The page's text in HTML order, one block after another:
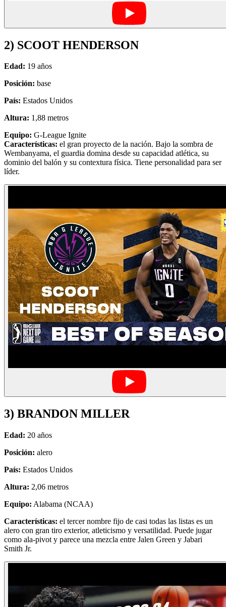
2) SCOOT HENDERSON
Edad: 19 años
Posición: base
País: Estados Unidos
Altura: 1,88 metros
Equipo: G-League Ignite
Características: el gran proyecto de la nación. Bajo la sombra de
Wembanyama, el guardia domina desde su capacidad atlética, su
dominio del balón y su contextura física. Tiene personalidad para ser
líder.
3) BRANDON MILLER
Edad: 20 años
Posición: alero
País: Estados Unidos
Altura: 2,06 metros
Equipo: Alabama (NCAA)
Características: el tercer nombre fijo de casi todas las listas es un
alero con gran tiro exterior, atleticismo y versatilidad. Puede jugar
como ala-pivot y parece una mezcla entre Jalen Green y Jabari
Smith Jr.